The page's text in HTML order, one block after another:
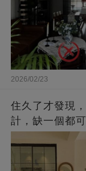
2026/02/23
住久了才發現
計，缺一個都